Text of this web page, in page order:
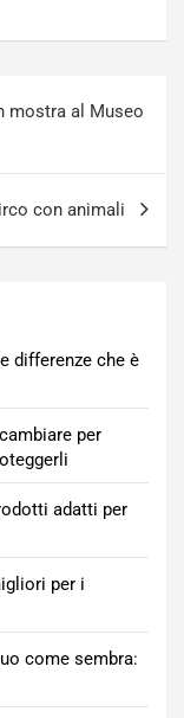
mostra al Museo
con animali
differenze che è
per
adatti per
per i
come sembra: